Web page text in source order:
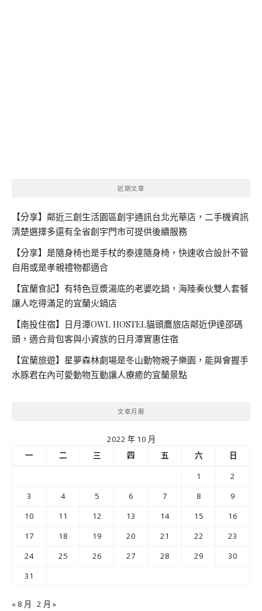
近期文章
【分享】鄰近三創生活園區創宇通訊台北光華店，二手機資訊
清楚選擇多還有全省創宇門市可提供後續服務
【分享】是隨身椅也是手杖的泰達隨身椅，快速收合設計不管
自用或是孝親禮物都適合
【宜蘭食記】有特色豆漿湯底的老婆吃鍋，海陸奏伙雙人套餐
讓人吃得滿足的宜蘭火鍋店
【南投住宿】日月潭OWL HOSTEL貓頭鷹旅店鄰近伊達邵碼
頭，適合背包客與小資族的日月潭實惠住宿
【宜蘭旅遊】星夢森林劇場是冬山動物親子樂園，能與會握手
水豚君在內可愛動物互動讓人療癒的宜蘭景點
文章月曆
2022 年 10 月
一
二 三 四 五 六
日
1
2
3
4 5 6 7 8
9
10
11 12 13 14 15
16
17
18 19 20 21 22
23
24
25 26 27 28 29
30
31
« 8 月 2 月 »